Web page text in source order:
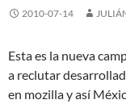
2010-07-14
Esta es la nueva
a reclutar
en mozilla y así